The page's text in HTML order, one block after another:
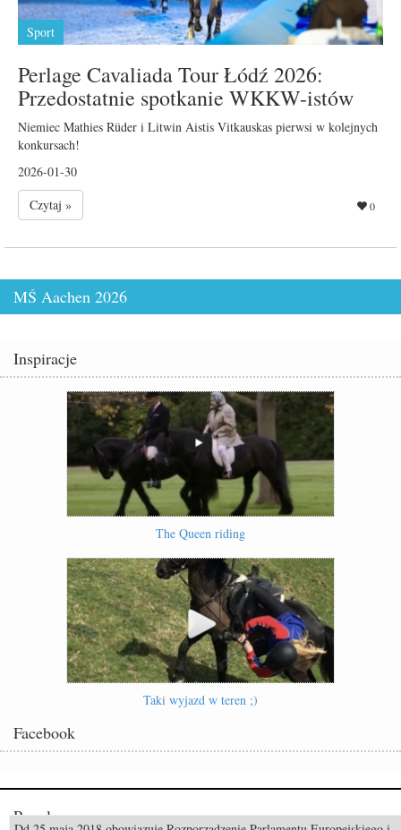
Sport
Perlage Cavaliada Tour Łódź 2026:
Przedostatnie spotkanie WKKW-istów
Niemiec Mathies Rüder i Litwin Aistis Vitkauskas pierwsi w kolejnych
konkursach!
2026-01-30
Czytaj »
0
MŚ Aachen 2026
Inspiracje
The Queen riding
Taki wyjazd w teren ;)
Facebook
Popularne